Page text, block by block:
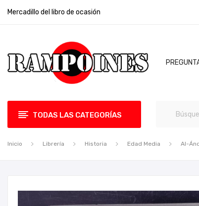
Mercadillo del libro de ocasión
TODAS LAS CATEGORÍAS
Inicio Librería Historia Edad Media Al-